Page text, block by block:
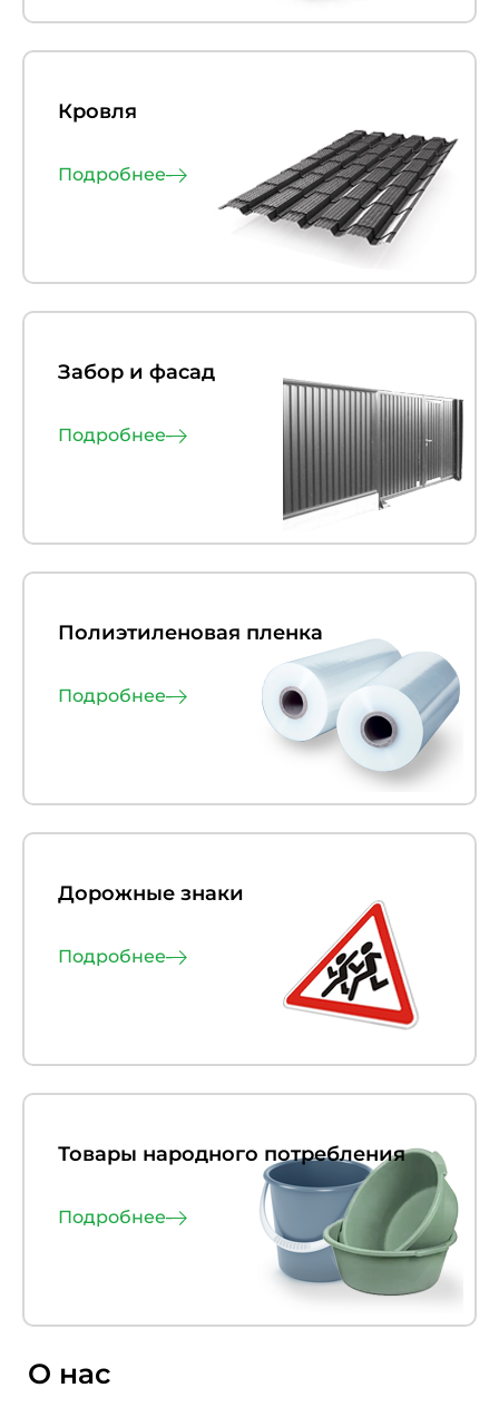
Кровля
Подробнее
Забор и фасад
Подробнее
Полиэтиленовая пленка
Подробнее
Дорожные знаки
Подробнее
Товары народного потребления
Подробнее
О нас